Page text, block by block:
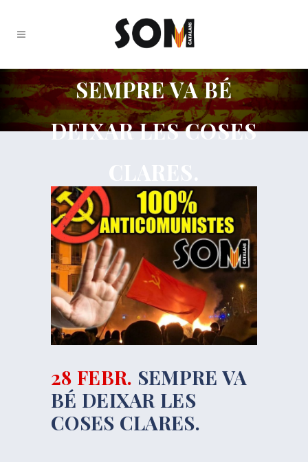
SEMPRE VA BÉ
DEIXAR LES COSES
28 FEBR. SEMPRE VA
BÉ DEIXAR LES
COSES CLARES.